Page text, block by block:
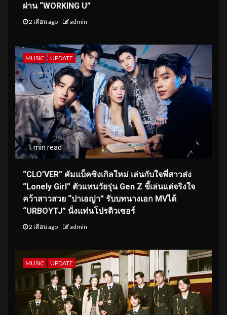
ผ่าน “WORKING U”
2 เดือน ago admin
MUSIC UPDATE
1 min read
“CLO’VER” คัมแบ็คซิงเกิลใหม่ เล่นกับใจพี่สาวส่ง
“Lonely Girl” ตัวแทนวัยรุ่น Gen Z ขี้เล่นแต่จริงใจ
คว้าสาวสวย “ปาเอญ่า” รับบทนางเอก MVได้
“URBOYTJ” นั่งแท่นโปรดิวเซอร์
2 เดือน ago admin
MUSIC UPDATE